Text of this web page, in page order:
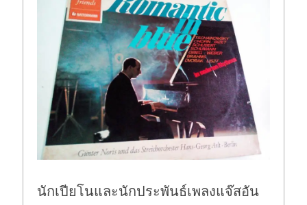
นักเปียโนและนักประพันธ์เพลงแจ๊สอัน